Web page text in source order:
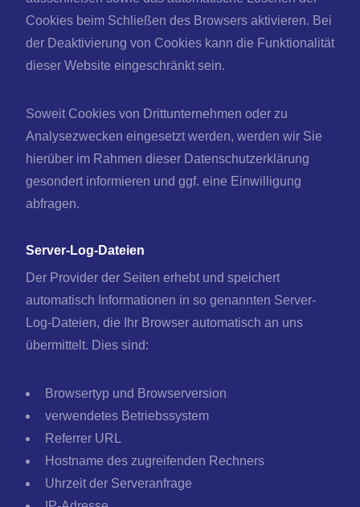
Cookies beim Schließen des Browsers aktivieren. Bei
der Deaktivierung von Cookies kann die Funktionalität
dieser Website eingeschränkt sein.
Soweit Cookies von Drittunternehmen oder zu
Analysezwecken eingesetzt werden, werden wir Sie
hierüber im Rahmen dieser Datenschutzerklärung
gesondert informieren und ggf. eine Einwilligung
abfragen.
Server-Log-Dateien
Der Provider der Seiten erhebt und speichert
automatisch Informationen in so genannten Server-
Log-Dateien, die Ihr Browser automatisch an uns
übermittelt. Dies sind:
Browsertyp und Browserversion
verwendetes Betriebssystem
Referrer URL
Hostname des zugreifenden Rechners
Uhrzeit der Serveranfrage